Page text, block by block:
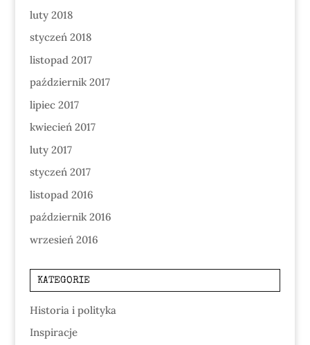
luty 2018
styczeń 2018
listopad 2017
październik 2017
lipiec 2017
kwiecień 2017
luty 2017
styczeń 2017
listopad 2016
październik 2016
wrzesień 2016
KATEGORIE
Historia i polityka
Inspiracje